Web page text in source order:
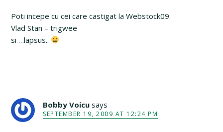
Poti incepe cu cei care castigat la Webstock09.
Vlad Stan – trigwee
si …lapsus..
Bobby Voicu says
SEPTEMBER 19, 2009 AT 12:24 PM